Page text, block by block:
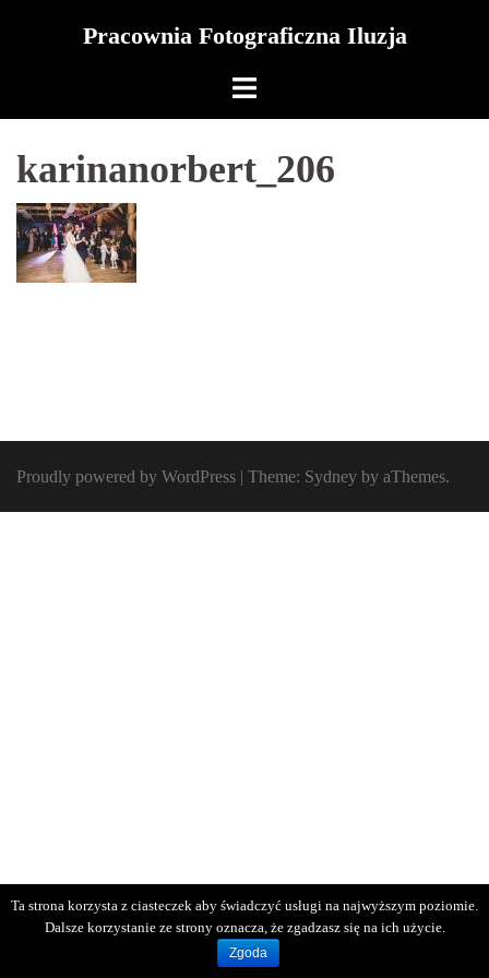
Pracownia Fotograficzna Iluzja
karinanorbert_206
Proudly powered by WordPress | Theme: Sydney by aThemes.
Ta strona korzysta z ciasteczek aby świadczyć usługi na najwyższym poziomie.
Dalsze korzystanie ze strony oznacza, że zgadzasz się na ich użycie.
Zgoda